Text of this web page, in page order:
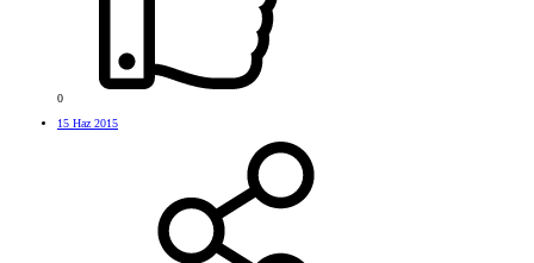
0
15 Haz 2015